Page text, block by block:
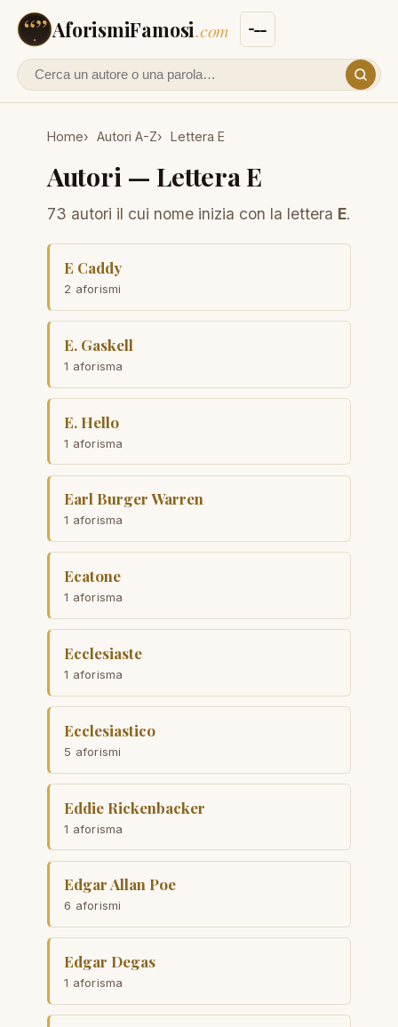
AforismiFamosi.com
Cerca un autore o un aforisma
Home Autori A-Z Lettera E
Autori — Lettera E
73 autori il cui nome inizia con la lettera E.
E Caddy
2 aforismi
E. Gaskell
1 aforisma
E. Hello
1 aforisma
Earl Burger Warren
1 aforisma
Ecatone
1 aforisma
Ecclesiaste
1 aforisma
Ecclesiastico
5 aforismi
Eddie Rickenbacker
1 aforisma
Edgar Allan Poe
6 aforismi
Edgar Degas
1 aforisma